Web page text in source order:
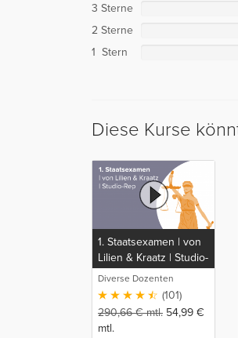
3 Sterne
2 Sterne
1 Stern
Diese Kurse
1. Staatsexamen | von
Lilien & Kraatz | Studio-
Rep
Diverse Dozenten
(101)
290,66€mtl. 54,99 €
mtl.